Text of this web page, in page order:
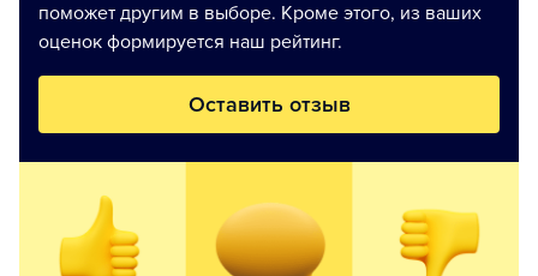
поможет другим в выборе. Кроме этого, из ваших
оценок формируется наш рейтинг.
Оставить отзыв